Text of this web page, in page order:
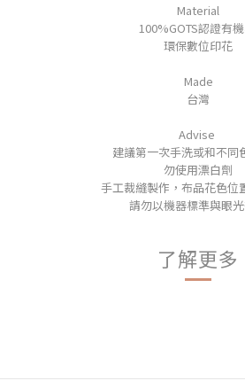
Material
100%GOTS認證有
環保數位印花
Made
台灣
Advise
建議第一次手洗或和不同
勿使用漂白劑
手工裁縫製作，布品花色位
請勿以機器標準與眼
了解更多